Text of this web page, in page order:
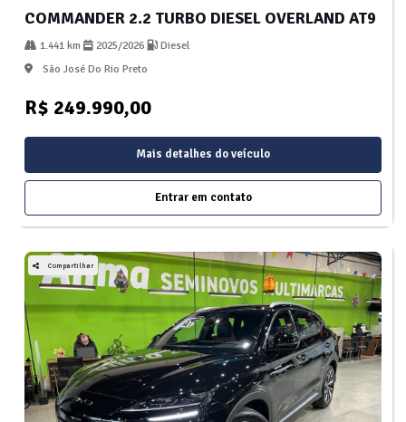
COMMANDER 2.2 TURBO DIESEL OVERLAND AT9
1.441 km 2025/2026
Diesel
São José Do Rio Preto
R$ 249.990,00
Mais detalhes do veículo
Entrar em contato
Compartilhar